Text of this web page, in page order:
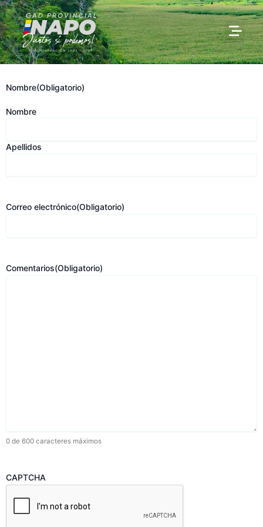
Ir
al
contenido
Nombre(Obligatorio)
Nombre
Apellidos
Correo electrónico(Obligatorio)
Comentarios(Obligatorio)
0 de 600 caracteres máximos
CAPTCHA